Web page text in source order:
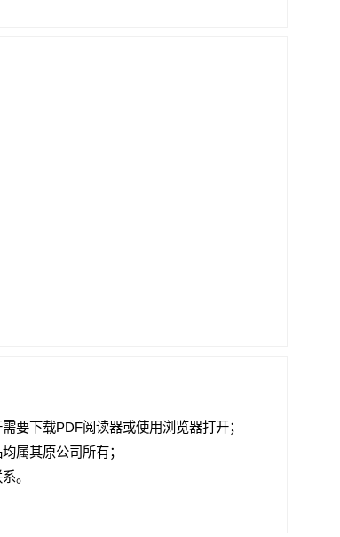
要下载PDF阅读器或使用浏览器打开；
属其原公司所有；
。